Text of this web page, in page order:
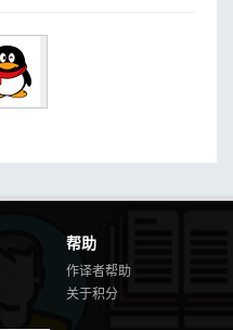
帮助
作译者帮助
关于积分